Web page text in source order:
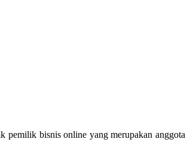
pemilik bisnis online yang merupakan anggota